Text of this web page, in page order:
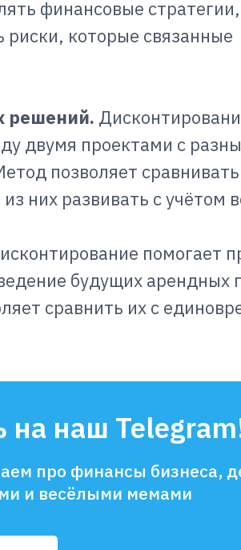
финансовые
которые связанные
решений.
двумя проектами с
позволяет
них развивать с учётом
помогает
будущих арендных
сравнить их с
наш
про финансы бизнеса,
и весёлыми мемами